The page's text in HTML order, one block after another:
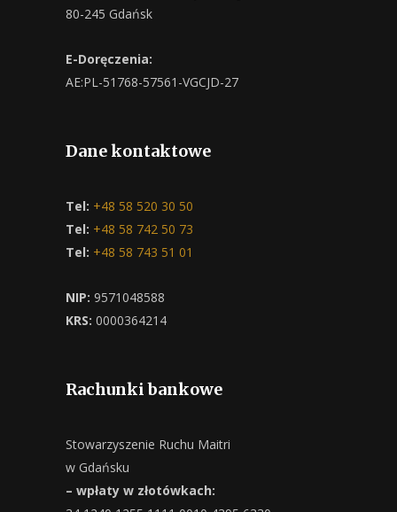
80-245 Gdańsk
E-Doręczenia:
AE:PL-51768-57561-VGCJD-27
Dane kontaktowe
Tel: +48 58 520 30 50
Tel: +48 58 742 50 73
Tel: +48 58 743 51 01
NIP: 9571048588
KRS: 0000364214
Rachunki bankowe
Stowarzyszenie Ruchu Maitri
w Gdańsku
– wpłaty w złotówkach: